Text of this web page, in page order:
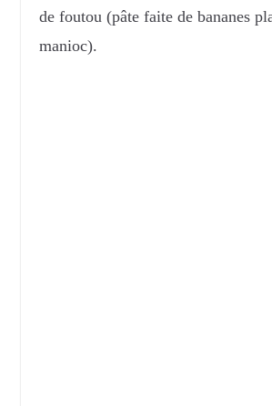
de foutou (pâte faite de bananes
manioc).